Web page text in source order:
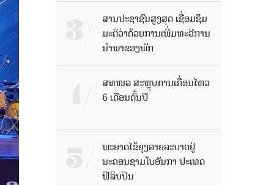
ສານປະຊາຊົນສູງສຸດ ເຊື່ອມຊຶມ
ມະຕິວ່າດ້ວຍການເພີ່ມທະວີການ
ນຳພາຂອງພັກ
ສທໜລ ສະຫຼຸບການເຄື່ອນໄຫວ
6 ເດືອນຕົ້ນປີ
ພະຍາດໄຂ້ຍຸງລາຍລະບາດຢູ່
ນະຄອນຊາມໂບ​ອັນກາ ປະເທດ
ຟີລິບປິນ